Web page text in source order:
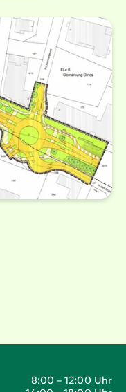
8:00 – 12:00 Uhr